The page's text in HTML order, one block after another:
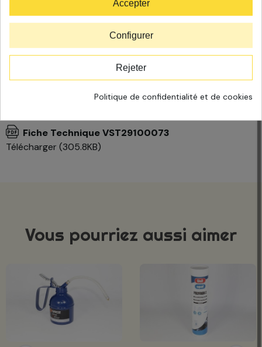
de -50°C à 220°C
Pour davantage de caractéristiques techniques,
téléchargez la fiche ci-dessous
Documents à télécharger
Fiche Technique VST29100073
Télécharger (305.8KB)
Vous pourriez aussi aimer
Accepter
Configurer
Rejeter
Politique de confidentialité et de cookies